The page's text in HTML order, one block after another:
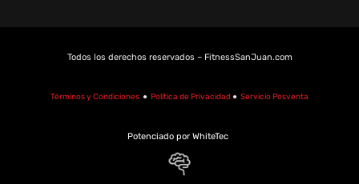
Todos los derechos reservados – FitnessSanJuan.com
Términos y Condiciones ● Política de Privacidad ● Servicio Posventa
Potenciado por WhiteTec